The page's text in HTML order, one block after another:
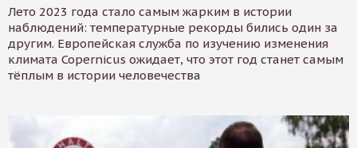
Лето 2023 года стало самым жарким в истории
наблюдений: температурные рекорды бились один за
другим. Европейская служба по изучению изменения
климата Copernicus ожидает, что этот год станет самым
тёплым в истории человечества